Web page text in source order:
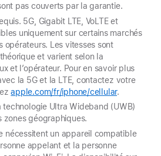
pas couverts par la garantie.
5G, Gigabit LTE, VoLTE et
uniquement sur certains marchés
opérateurs. Les vitesses sont
et varient selon la
et l’opérateur. Pour en savoir plus
la 5G et la LTE, contactez votre
apple.com/fr/iphone/cellular.
technologie Ultra Wideband (UWB)
zones géographiques.
nécessitent un appareil compatible
appelant et la personne